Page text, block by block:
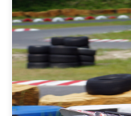
常々「ハスクバーナ」と
もしれないのでその説明